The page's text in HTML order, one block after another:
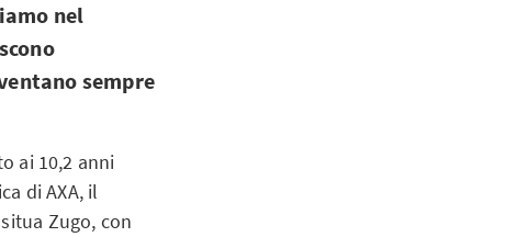
nel
sempre
ai 10,2 anni
di AXA, il
Zugo, con